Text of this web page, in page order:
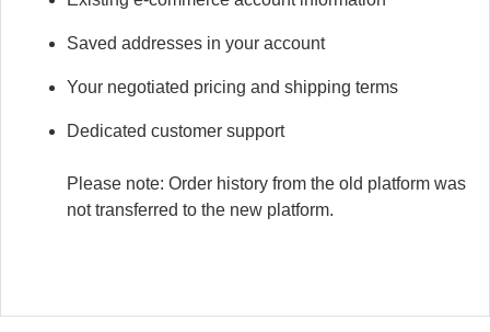
Saved addresses in your account
Your negotiated pricing and shipping terms
Dedicated customer support
Please note: Order history from the old platform was
not transferred to the new platform.